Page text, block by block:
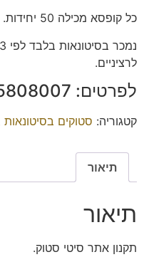
כל קופסא מכילה 50 יחידות.
לרציניים.
לפרטים: 0505808007 יוסי.
קטגוריה: סטוקים
תיאור
תיאור
תקנון אתר סיטי סטוק.